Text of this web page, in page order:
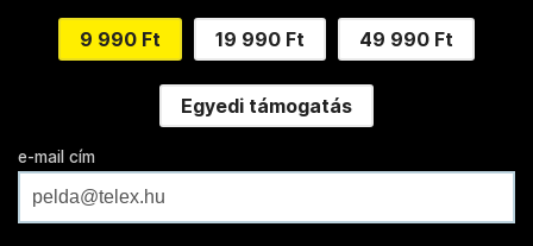
9 990 Ft 19 990 Ft 49 990 Ft
Egyedi támogatás
e-mail cím